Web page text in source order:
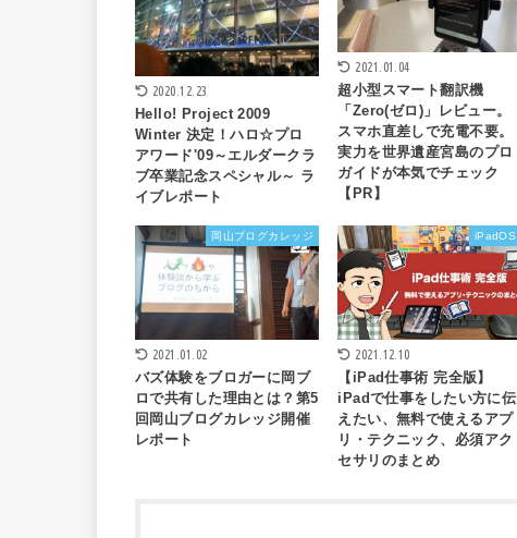
2020.12.23
Hello! Project 2009
Winter 決定！ハロ☆プロ
アワード'09～エルダークラ
ブ卒業記念スペシャル～ ラ
イブレポート
2021.01.04
超小型スマート翻訳機
「Zero(ゼロ)」レビュー。
スマホ直差しで充電不要。
実力を世界遺産宮島のプロ
ガイドが本気でチェック
【PR】
岡山ブログカレッジ
2021.01.02
バズ体験をブロガーに岡ブ
ロで共有した理由とは？第5
回岡山ブログカレッジ開催
レポート
iPadOS
2021.12.10
【iPad仕事術 完全版】
iPadで仕事をしたい方に伝
えたい、無料で使えるアプ
リ・テクニック、必須アク
セサリのまとめ